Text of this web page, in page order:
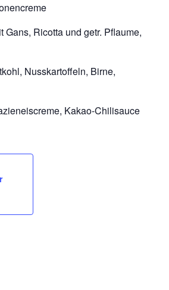
Gans, Ricotta und getr. Pflaume,
Nusskartoffeln, Birne,
Kakao-Chilisauce